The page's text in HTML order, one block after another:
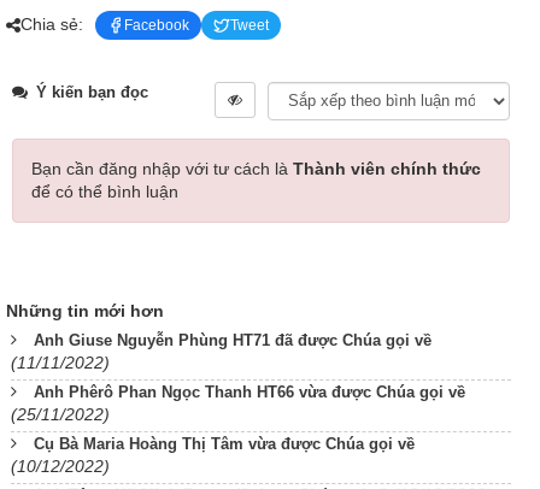
Chia sẻ: Facebook Tweet
Ý kiến bạn đọc
Bạn cần đăng nhập với tư cách là Thành viên chính thức
để có thể bình luận
Những tin mới hơn
Anh Giuse Nguyễn Phùng HT71 đã được Chúa gọi về
(11/11/2022)
Anh Phêrô Phan Ngọc Thanh HT66 vừa được Chúa gọi về
(25/11/2022)
Cụ Bà Maria Hoàng Thị Tâm vừa được Chúa gọi về
(10/12/2022)